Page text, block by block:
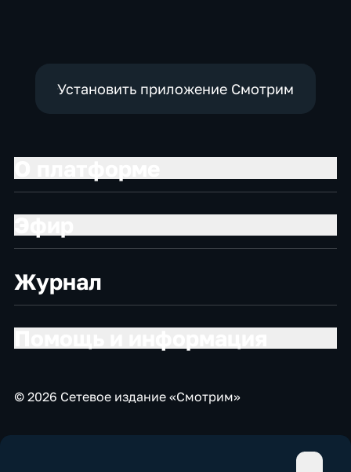
Установить приложение Смотрим
Журнал
© 2026 Сетевое издание «Смотрим»